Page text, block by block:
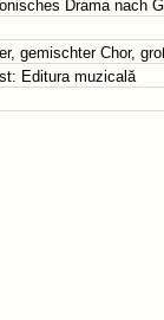
Drama nach
gemischter Chor,
Editura muzicală